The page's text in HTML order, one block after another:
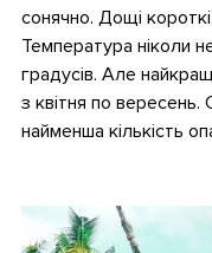
сонячно. Дощі
Температура ніколи
градусів. Але
з квітня по вересень.
найменша кількість